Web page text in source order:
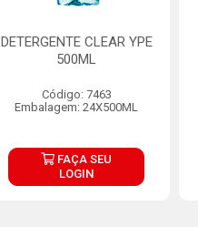
DETERGENTE CLEAR YPE
500ML
Código: 7463
Embalagem: 24X500ML
FAÇA SEU
LOGIN